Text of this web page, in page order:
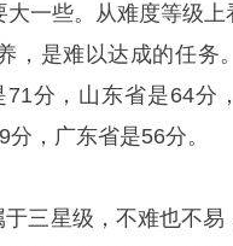
一些。从难度等级上
，是难以达成的任务
分，山东省是64分
，广东省是56分。
三星级，不难也不易